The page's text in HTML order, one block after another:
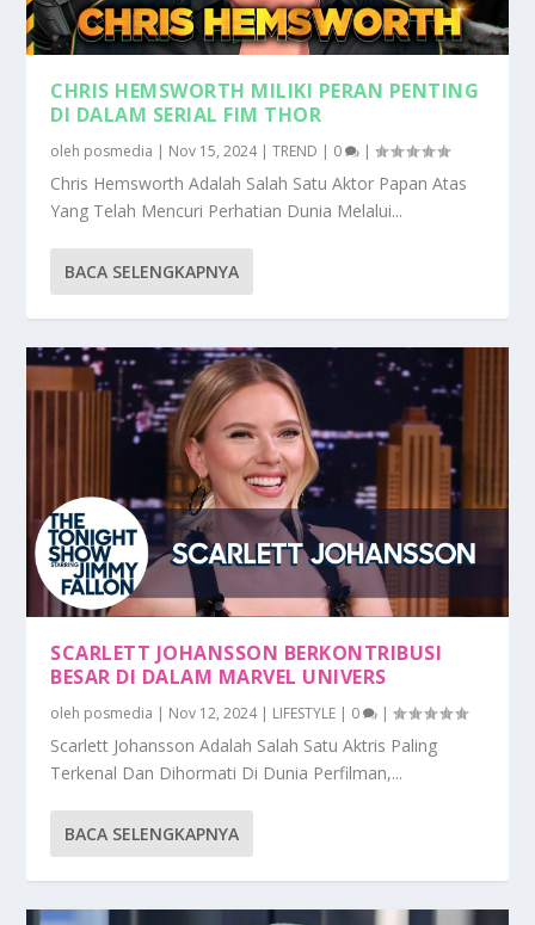
CHRIS HEMSWORTH MILIKI PERAN PENTING
DI DALAM SERIAL FIM THOR
oleh posmedia | Nov 15, 2024|TREND | 0 |
Chris Hemsworth Adalah Salah Satu Aktor Papan Atas
Yang Telah Mencuri Perhatian Dunia Melalui...
BACA SELENGKAPNYA
SCARLETT JOHANSSON BERKONTRIBUSI
BESAR DI DALAM MARVEL UNIVERS
oleh posmedia | Nov 12, 2024| LIFESTYLE | 0 |
Scarlett Johansson Adalah Salah Satu Aktris Paling
Terkenal Dan Dihormati Di Dunia Perfilman,...
BACA SELENGKAPNYA